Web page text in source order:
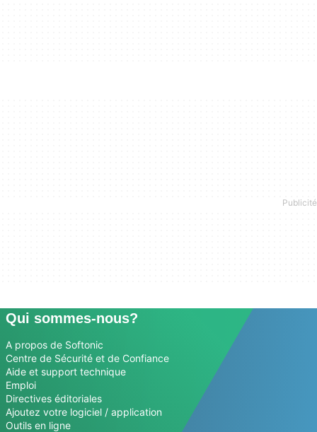
Qui sommes-nous?
A propos de Softonic
Centre de Sécurité et de Confiance
Aide et support technique
Emploi
Directives éditoriales
Ajoutez votre logiciel / application
Outils en ligne